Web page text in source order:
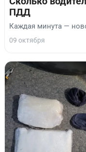
ПДД
Каждая минута —
09 октября